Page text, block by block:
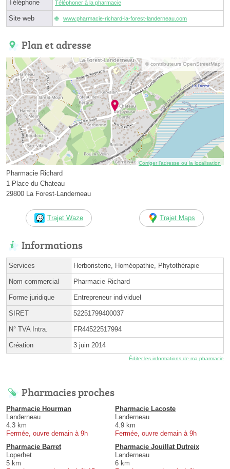
Téléphone Téléphoner à la pharmacie
Site web www.pharmacie-richard-la-forest-landerneau.com
Plan et adresse
© contributeurs OpenStreetMap
Corriger l’adresse ou la localisation
Pharmacie Richard
1 Place du Chateau
29800 La Forest-Landerneau
Trajet Waze Trajet Maps
Informations
Services Herboristerie, Homéopathie, Phytothérapie
Nom commercial Pharmacie Richard
Forme juridique Entrepreneur individuel
SIRET 52251799400037
N° TVA Intra. FR44522517994
Création 3 juin 2014
Éditer les informations de ma pharmacie
Pharmacies proches
Pharmacie Hourman
Landerneau
4.3 km
Fermée, ouvre demain à 9h
Pharmacie Lacoste
Landerneau
4.9 km
Fermée, ouvre demain à 9h
Pharmacie Barret
Loperhet
5 km
Pharmacie Jouillat Dutreix
Landerneau
6 km